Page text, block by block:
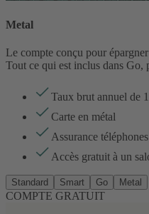
Metal
Le compte conçu pour
Tout ce qui est inclus dans Go,
Taux brut annuel de
Carte en métal
Assurance
Accès gratuit à un
Standard Smart Go Metal
COMPTE GRATUIT